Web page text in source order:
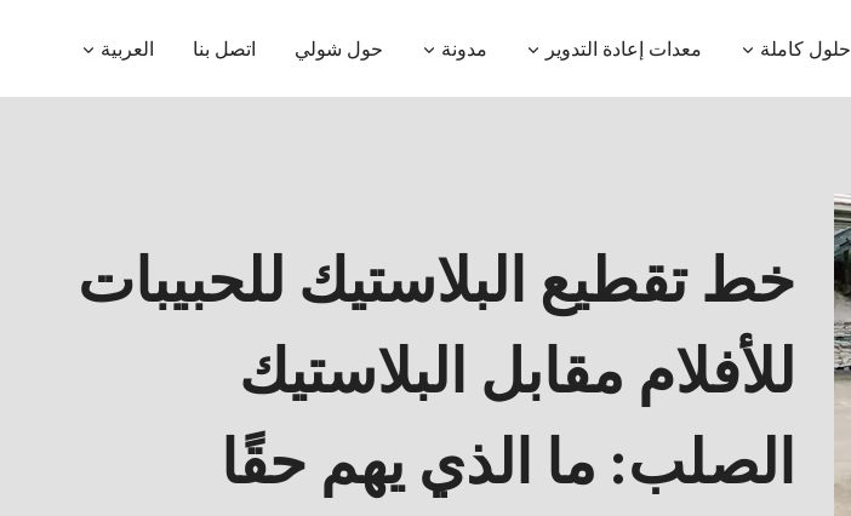
حلول كاملة معدات إعادة التدوير مدونة حول شولي اتصل بنا العربية
خط تقطيع البلاستيك للحبيبات
للأفلام مقابل البلاستيك
الصلب: ما الذي يهم حقًا